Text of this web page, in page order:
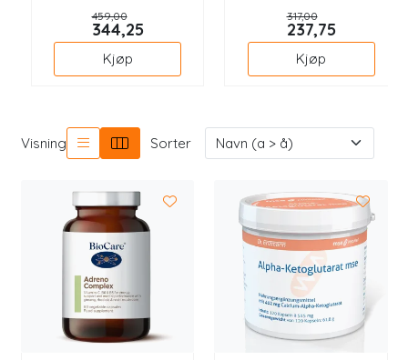
459,00
344,25
Kjøp
317,00
237,75
Kjøp
Visning Sorter